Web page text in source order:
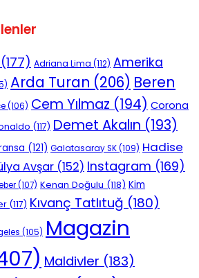
(177) Adriana Lima (112) Amerika
Arda Turan (206) Beren
(106) Cem Yılmaz (194) Corona
(117) Demet Akalın (193)
(121) Galatasaray SK(109) Hadise
Avşar (152) Instagram (169)
(107) Kenan Doğulu (118) Kim
(117) Kıvanç Tatlıtuğ (180)
(105) Magazin
Maldivler (183)